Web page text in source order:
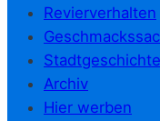
Revierverhalten
Archiv
Hier werben